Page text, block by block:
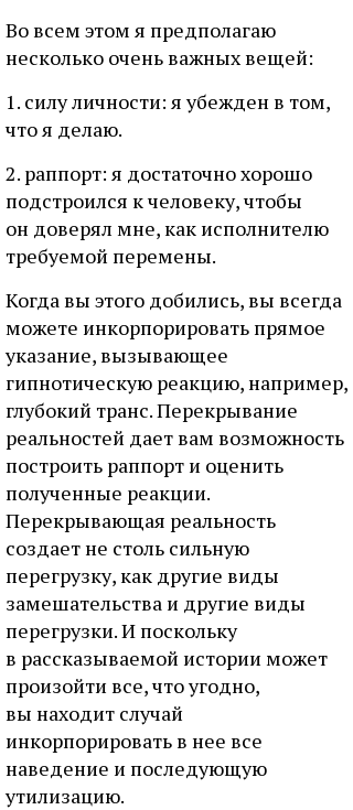
Во всем этом я предполагаю
несколько очень важных вещей:
1. силу личности: я убежден в том,
что я делаю.
2. раппорт: я достаточно хорошо
подстроился к человеку, чтобы
он доверял мне, как исполнителю
требуемой перемены.
Когда вы этого добились, вы всегда
можете инкорпорировать прямое
указание, вызывающее
гипнотическую реакцию, например,
глубокий транс. Перекрывание
реальностей дает вам возможность
построить раппорт и оценить
полученные реакции.
Перекрывающая реальность
создает не столь сильную
перегрузку, как другие виды
замешательства и другие виды
перегрузки. И поскольку
в рассказываемой истории может
произойти все, что угодно,
вы находит случай
инкорпорировать в нее все
наведение и последующую
утилизацию.